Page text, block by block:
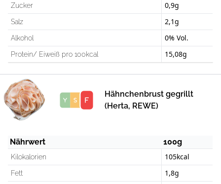
Zucker 0,9g
Salz 2,1g
Alkohol 0% Vol.
Protein/ Eiweiß pro 100kcal 15,08g
Score
Hähnchenbrust gegrillt
(Herta, REWE)
Nährwert 100g
Kilokalorien 105kcal
Fett 1,8g